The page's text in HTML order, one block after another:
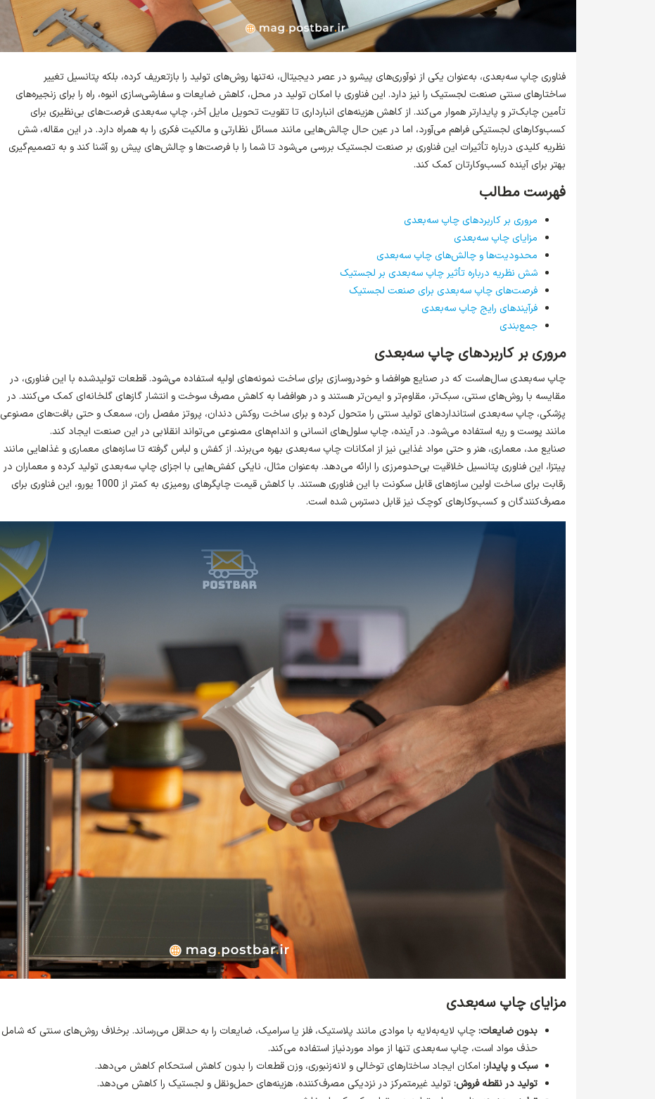
فناوری چاپ سه‌بعدی، به‌عنوان یکی از نوآوری‌های پیشرو در عصر دیجیتال، نه‌تنها روش‌های تولید را بازتعریف کرده، بلکه پتانسیل تغییر
ساختارهای سنتی صنعت لجستیک را نیز دارد. این فناوری با امکان تولید در محل، کاهش ضایعات و سفارشی‌سازی انبوه، راه را برای زنجیره‌های
تأمین چابک‌تر و پایدارتر هموار می‌کند. از کاهش هزینه‌های انبارداری تا تقویت تحویل مایل آخر، چاپ سه‌بعدی فرصت‌های بی‌نظیری برای
کسب‌وکارهای لجستیکی فراهم می‌آورد، اما در عین حال چالش‌هایی مانند مسائل نظارتی و مالکیت فکری را به همراه دارد. در این مقاله، شش
نظریه کلیدی درباره تأثیرات این فناوری بر صنعت لجستیک بررسی می‌شود تا شما را با فرصت‌ها و چالش‌های پیش رو آشنا کند و به تصمیم‌گیری
بهتر برای آینده کسب‌وکارتان کمک کند.
فهرست مطالب
مروری بر کاربردهای چاپ سه‌بعدی
مزایای چاپ سه‌بعدی
محدودیت‌ها و چالش‌های چاپ سه‌بعدی
شش نظریه درباره تأثیر چاپ سه‌بعدی بر لجستیک
فرصت‌های چاپ سه‌بعدی برای صنعت لجستیک
فرآیندهای رایج چاپ سه‌بعدی
جمع‌بندی
مروری بر کاربردهای چاپ سه‌بعدی
چاپ سه‌بعدی سال‌هاست که در صنایع هوافضا و خودروسازی برای ساخت نمونه‌های اولیه استفاده می‌شود. قطعات تولیدشده با این فناوری، در
مقایسه با روش‌های سنتی، سبک‌تر، مقاوم‌تر و ایمن‌تر هستند و در هوافضا به کاهش مصرف سوخت و انتشار گازهای گلخانه‌ای کمک می‌کنند. در
پزشکی، چاپ سه‌بعدی استانداردهای تولید سنتی را متحول کرده و برای ساخت روکش دندان، پروتز مفصل ران، سمعک و حتی بافت‌های مصنوعی
مانند پوست و ریه استفاده می‌شود. در آینده، چاپ سلول‌های انسانی و اندام‌های مصنوعی می‌تواند انقلابی در این صنعت ایجاد کند.
صنایع مد، معماری، هنر و حتی مواد غذایی نیز از امکانات چاپ سه‌بعدی بهره می‌برند. از کفش و لباس گرفته تا سازه‌های معماری و غذاهایی مانند
پیتزا، این فناوری پتانسیل خلاقیت بی‌حدومرزی را ارائه می‌دهد. به‌عنوان مثال، نایکی کفش‌هایی با اجزای چاپ سه‌بعدی تولید کرده و معماران در
رقابت برای ساخت اولین سازه‌های قابل سکونت با این فناوری هستند. با کاهش قیمت چاپگرهای رومیزی به کمتر از 1000 یورو، این فناوری برای
مصرف‌کنندگان و کسب‌وکارهای کوچک نیز قابل دسترس شده است.
مزایای چاپ سه‌بعدی
بدون ضایعات:چاپ لایه‌به‌لایه با موادی مانند پلاستیک، فلز یا سرامیک، ضایعات را به حداقل می‌رساند. برخلاف روش‌های سنتی که شامل
حذف مواد است، چاپ سه‌بعدی تنها از مواد موردنیاز استفاده می‌کند.
سبک و پایدار: امکان ایجاد ساختارهای توخالی و لانه‌زنبوری، وزن قطعات را بدون کاهش استحکام کاهش می‌دهد.
تولید در نقطه فروش:تولید غیرمتمرکز در نزدیکی مصرف‌کننده، هزینه‌های حمل‌ونقل و لجستیک را کاهش می‌دهد.